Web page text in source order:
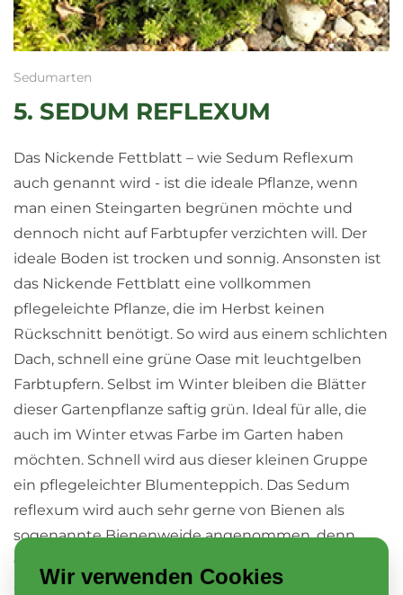
Sedumarten
5. SEDUM REFLEXUM
Das Nickende Fettblatt – wie Sedum Reflexum
auch genannt wird - ist die ideale Pflanze, wenn
man einen Steingarten begrünen möchte und
dennoch nicht auf Farbtupfer verzichten will. Der
ideale Boden ist trocken und sonnig. Ansonsten ist
das Nickende Fettblatt eine vollkommen
pflegeleichte Pflanze, die im Herbst keinen
Rückschnitt benötigt. So wird aus einem schlichten
Dach, schnell eine grüne Oase mit leuchtgelben
Farbtupfern. Selbst im Winter bleiben die Blätter
dieser Gartenpflanze saftig grün. Ideal für alle, die
auch im Winter etwas Farbe im Garten haben
möchten. Schnell wird aus dieser kleinen Gruppe
ein pflegeleichter Blumenteppich. Das Sedum
reflexum wird auch sehr gerne von Bienen als
sogenannte Bienenweide angenommen, denn
durch die Vielzahl der Blüten ist immer für
ausreichend Nektar gesorgt. Das Nickende
Wir verwenden Cookies